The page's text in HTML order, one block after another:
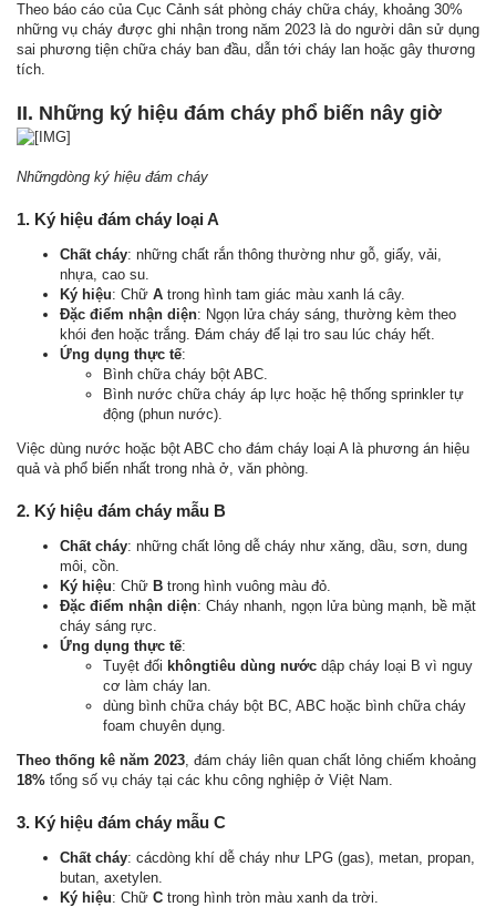
Theo báo cáo của Cục Cảnh sát phòng cháy chữa cháy, khoảng 30%
những vụ cháy được ghi nhận trong năm 2023 là do người dân sử dụng
sai phương tiện chữa cháy ban đầu, dẫn tới cháy lan hoặc gây thương
tích.
II. Những ký hiệu đám cháy phổ biến nây giờ
Nhữngdòng ký hiệu đám cháy
1. Ký hiệu đám cháy loại A
Chất cháy: những chất rắn thông thường như gỗ, giấy, vải,
nhựa, cao su.
Ký hiệu: Chữ A trong hình tam giác màu xanh lá cây.
Đặc điểm nhận diện: Ngọn lửa cháy sáng, thường kèm theo
khói đen hoặc trắng. Đám cháy để lại tro sau lúc cháy hết.
Ứng dụng thực tế:
Bình chữa cháy bột ABC.
Bình nước chữa cháy áp lực hoặc hệ thống sprinkler tự
động (phun nước).
Việc dùng nước hoặc bột ABC cho đám cháy loại A là phương án hiệu
quả và phổ biến nhất trong nhà ở, văn phòng.
2. Ký hiệu đám cháy mẫu B
Chất cháy: những chất lỏng dễ cháy như xăng, dầu, sơn, dung
môi, cồn.
Ký hiệu: Chữ B trong hình vuông màu đỏ.
Đặc điểm nhận diện: Cháy nhanh, ngọn lửa bùng mạnh, bề mặt
cháy sáng rực.
Ứng dụng thực tế:
Tuyệt đối khôngtiêu dùng nước dập cháy loại B vì nguy
cơ làm cháy lan.
dùng bình chữa cháy bột BC, ABC hoặc bình chữa cháy
foam chuyên dụng.
Theo thống kê năm 2023, đám cháy liên quan chất lỏng chiếm khoảng
18% tổng số vụ cháy tại các khu công nghiệp ở Việt Nam.
3. Ký hiệu đám cháy mẫu C
Chất cháy: cácdòng khí dễ cháy như LPG (gas), metan, propan,
butan, axetylen.
Ký hiệu: Chữ C trong hình tròn màu xanh da trời.